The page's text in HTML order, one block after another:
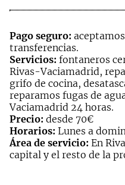
Pago seguro:
transferencias.
Servicios: fontaneros
Rivas-Vaciamadrid,
grifo de cocina,
reparamos fugas de
Vaciamadrid 24 horas.
Precio: desde 70€
Horarios: Lunes a
Área de servicio: En
capital y el resto de la